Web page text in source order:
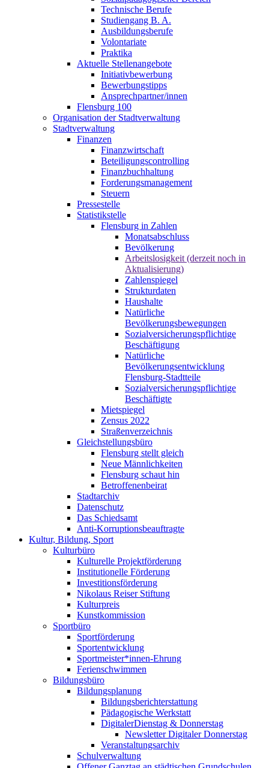
Technische Berufe
Studiengang B. A.
Ausbildungsberufe
Volontariate
Praktika
Aktuelle Stellenangebote
Initiativbewerbung
Bewerbungstipps
Ansprechpartner/innen
Flensburg 100
Organisation der Stadtverwaltung
Stadtverwaltung
Finanzen
Finanzwirtschaft
Beteiligungscontrolling
Finanzbuchhaltung
Forderungsmanagement
Steuern
Pressestelle
Statistikstelle
Flensburg in Zahlen
Monatsabschluss
Bevölkerung
Arbeitslosigkeit (derzeit noch in
Aktualisierung)
Zahlenspiegel
Strukturdaten
Haushalte
Natürliche
Bevölkerungsbewegungen
Sozialversicherungspflichtige
Beschäftigung
Natürliche
Bevölkerungsentwicklung
Flensburg-Stadtteile
Sozialversicherungspflichtige
Beschäftigte
Mietspiegel
Zensus 2022
Straßenverzeichnis
Gleichstellungsbüro
Flensburg stellt gleich
Neue Männlichkeiten
Flensburg schaut hin
Betroffenenbeirat
Stadtarchiv
Datenschutz
Das Schiedsamt
Anti-Korruptionsbeauftragte
Kultur, Bildung, Sport
Kulturbüro
Kulturelle Projektförderung
Institutionelle Förderung
Investitionsförderung
Nikolaus Reiser Stiftung
Kulturpreis
Kunstkommission
Sportbüro
Sportförderung
Sportentwicklung
Sportmeister*innen-Ehrung
Ferienschwimmen
Bildungsbüro
Bildungsplanung
Bildungsberichterstattung
Pädagogische Werkstatt
DigitalerDienstag & Donnerstag
Newsletter Digitaler Donnerstag
Veranstaltungsarchiv
Schulverwaltung